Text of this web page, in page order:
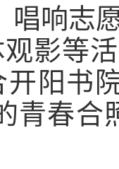
唱响志
影等
阳书
青春合